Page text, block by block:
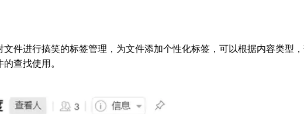
件进行搞笑的标签管理，为文件添加个性化标签，可以根据内容类型
查找使用。